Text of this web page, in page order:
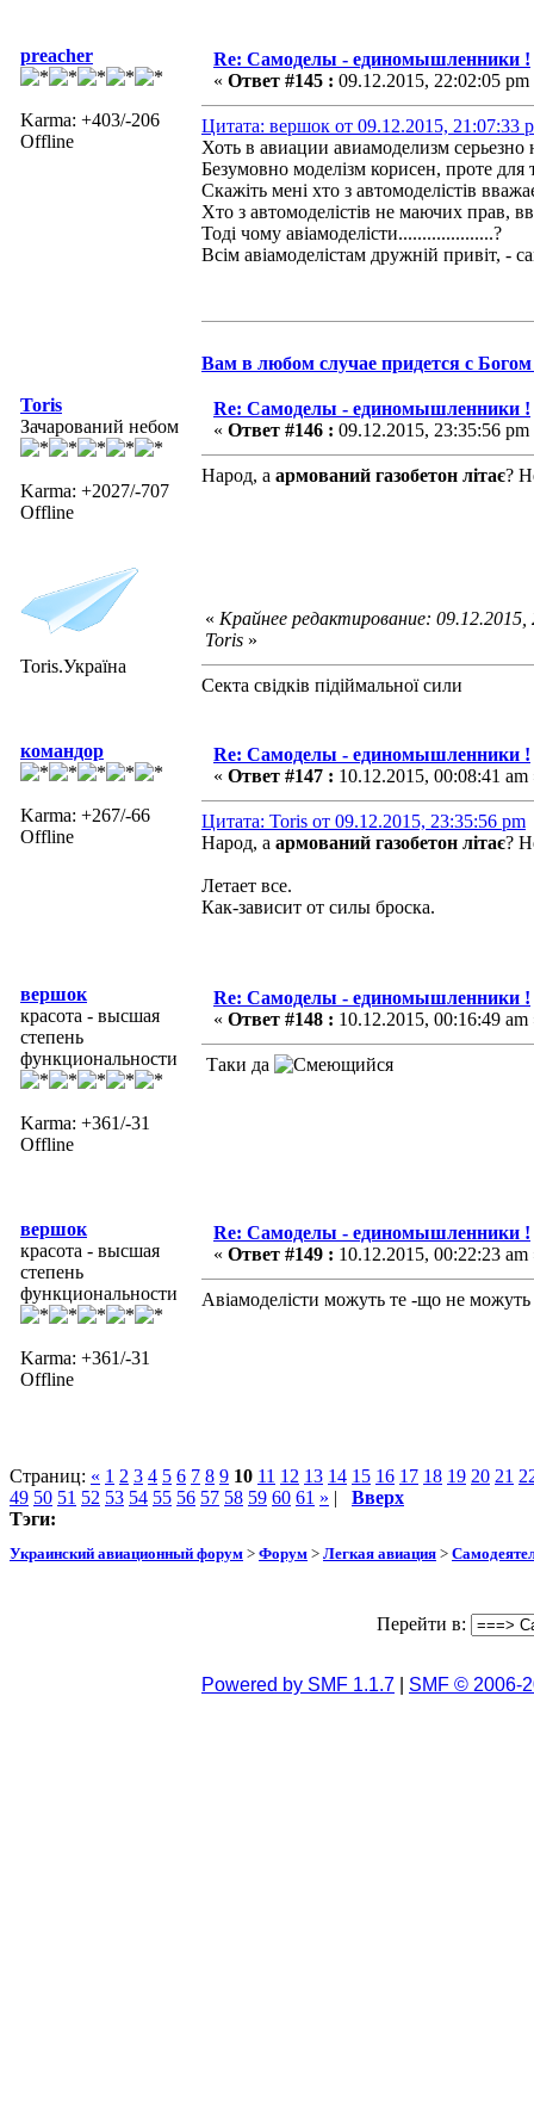
preacher
Karma: +403/-206
Offline
Re: Самоделы - единомышленники !
« Ответ #145 : 09.12.2015, 22:02:05 pm
Цитата: вершок от 09.12.2015, 21:07:33
Хоть в авиации авиамоделизм
Безумовно моделізм корисен, проте для
Скажіть мені хто з автомоделістів
Хто з автомоделістів не маючих прав,
Тоді чому авіамоделісти....................?
Всім авіамоделістам дружній привіт, -
Вам в любом случае придется с
Toris
Зачарований небом
Karma: +2027/-707
Offline
Toris.Україна
Re: Самоделы - единомышленники !
« Ответ #146 : 09.12.2015, 23:35:56 pm
Народ, а армований газобетон літає?
« Крайнее редактирование:
Toris »
Секта свідків підіймальної сили
командор
Karma: +267/-66
Offline
Re: Самоделы - единомышленники !
« Ответ #147 : 10.12.2015, 00:08:41 am
Цитата: Toris от 09.12.2015, 23:35:56 pm
Народ, а армований газобетон літає?
Летает все.
Как-зависит от силы броска.
вершок
красота - высшая
степень
функциональности
Karma: +361/-31
Offline
Re: Самоделы - единомышленники !
« Ответ #148 : 10.12.2015, 00:16:49 am
Таки да
вершок
красота - высшая
степень
функциональности
Karma: +361/-31
Offline
Re: Самоделы - единомышленники !
« Ответ #149 : 10.12.2015, 00:22:23 am
Авіамоделісти можуть те -що не можуть
Страниц: « 1 2 3 4 5 6 7 8 9 10 11 12 13 14 15 16 17 18 19 20 21
49 50 51 52 53 54 55 56 57 58 59 60 61 » | Вверх
Тэги:
Украинский авиационный форум > Форум > Легкая авиация >
Перейти в:
Powered by SMF 1.1.7 SMF © 2006-